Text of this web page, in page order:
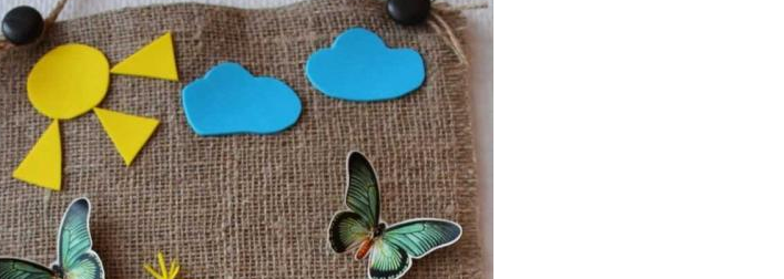
Интересные поделки Поделки с детьми
Поделки из пластилина
Поделки в детский
садик